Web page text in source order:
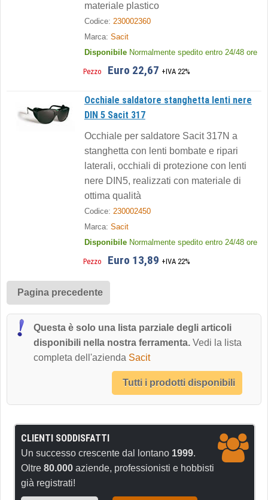
materiale plastico
Codice: 230002360
Marca: Sacit
Disponibile Normalmente spedito entro 24/48 ore
Pezzo Euro 22,67 +IVA 22%
Occhiale saldatore stanghetta lenti nere
DIN 5 Sacit 317
Occhiale per saldatore Sacit 317N a
stanghetta con lenti bombate e ripari
laterali, occhiali di protezione con lenti
nere DIN5, realizzati con materiale di
ottima qualità
Codice: 230002450
Marca: Sacit
Disponibile Normalmente spedito entro 24/48 ore
Pezzo Euro 13,89 +IVA 22%
Pagina precedente
Questa è solo una lista parziale degli articoli
disponibili nella nostra ferramenta. Vedi la lista
completa dell'azienda Sacit
Tutti i prodotti disponibili
CLIENTI SODDISFATTI
Un successo crescente dal lontano 1999.
Oltre 80.000 aziende, professionisti e hobbisti
già registrati!